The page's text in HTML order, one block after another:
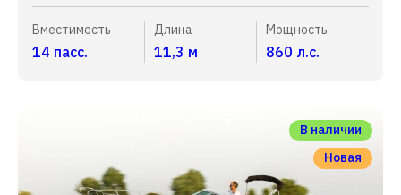
Вместимость
14 пасс.
Длина
11,3 м
Мощность
860 л.с.
В наличии
Новая